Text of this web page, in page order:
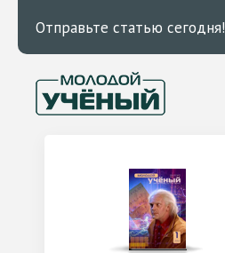
Отправьте статью сегодня!